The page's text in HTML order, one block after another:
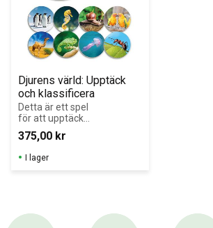
Djurens värld: Upptäck
och klassificera
Detta är ett spel
för att upptäcka
mångfalden i
djurvärlden och
lära sig att
klassificera djur
375,00 kr
I lager